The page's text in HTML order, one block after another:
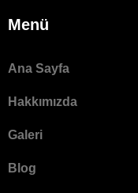
Menü
Ana Sayfa
Hakkımızda
Galeri
Blog